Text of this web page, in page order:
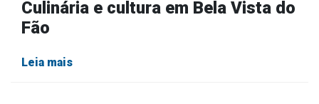
Culinária e cultura em Bela Vista do
Fão
Leia mais